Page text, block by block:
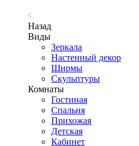
Назад
Виды
Зеркала
Настенный декор
Ширмы
Скульптуры
Комнаты
Гостиная
Спальня
Прихожая
Детская
Кабинет